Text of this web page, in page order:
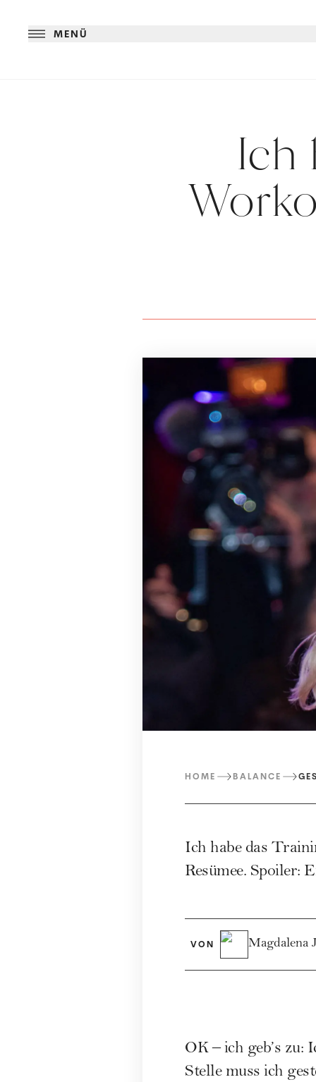
MENÜ
Ich
HOME BALANCE
Ich habe das
Resümee. Spoiler:
VON Magdalena
OK – ich geb’s
Stelle muss ich